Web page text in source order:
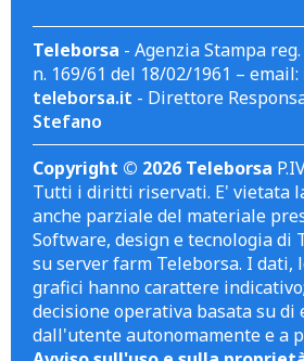
Teleborsa - Agenzia Stampa
n. 169/61 del 18/02/1961 – email:
teleborsa.it - Direttore
Stefano
Copyright © 2026 Teleborsa
Tutti i diritti riservati. E' vietata
anche parziale del materiale
Software, design e tecnologia di
su server farm Teleborsa. I dati,
grafici hanno carattere
decisione operativa basata su di
dall'utente autonomamente e a